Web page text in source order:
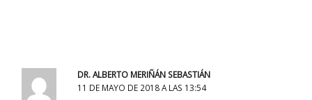
DR. ALBERTO MERIÑÁN SEBASTIÁN
11 DE MAYO DE 2018 A LAS 13:54